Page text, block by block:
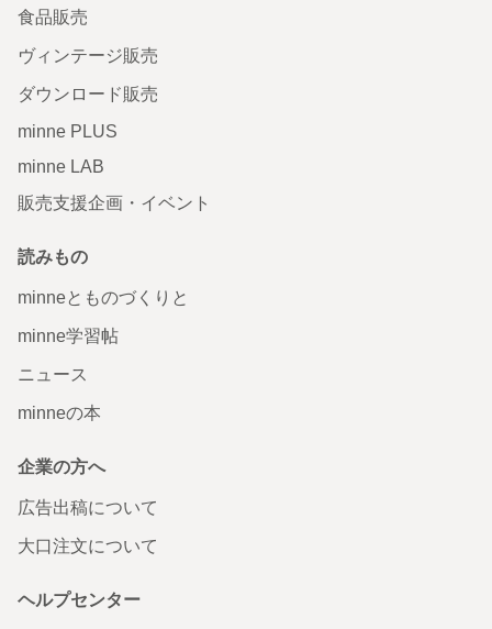
食品販売
ヴィンテージ販売
ダウンロード販売
minne PLUS
minne LAB
販売支援企画・イベント
読みもの
minneとものづくりと
minne学習帖
ニュース
minneの本
企業の方へ
広告出稿について
大口注文について
ヘルプセンター